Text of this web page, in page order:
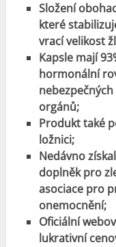
Složení
které
vrací velikost
Kapsle mají
hormonální
orgánů;
Produkt také
ložnici;
Nedávno
doplněk pro
asociace pro
onemocnění;
Oficiální
lukrativní